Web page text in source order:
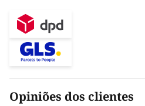
Opiniões dos clientes